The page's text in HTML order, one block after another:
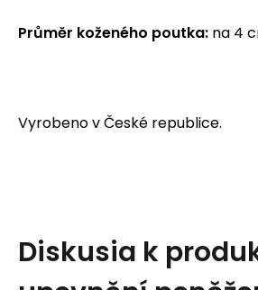
Průměr koženého poutka: na 4
Vyrobeno v České republice.
Diskusia k